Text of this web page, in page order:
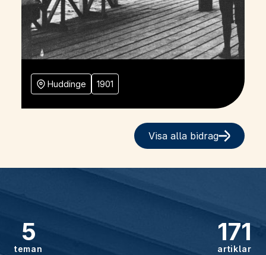
Huddinge 1901
Visa alla bidrag
5
teman
171
artiklar